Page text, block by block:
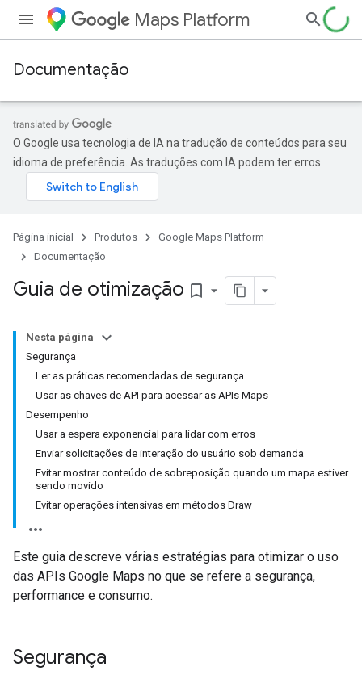
Maps Platform
Documentação
O Google usa tecnologia de IA na tradução de conteúdos para seu
idioma de preferência. As traduções com IA podem ter erros.
Página inicial Produtos
Google Maps Platform
Documentação
Guia de otimização bookmark_border
Nesta página
Segurança
Ler as práticas recomendadas de segurança
Usar as chaves de API para acessar as APIs Maps
Desempenho
Usar a espera exponencial para lidar com erros
Enviar solicitações de interação do usuário sob demanda
Evitar mostrar conteúdo de sobreposição quando um mapa estiver
sendo movido
Evitar operações intensivas em métodos Draw
Este guia descreve várias estratégias para otimizar o uso
das APIs Google Maps no que se refere a segurança,
performance e consumo.
Segurança